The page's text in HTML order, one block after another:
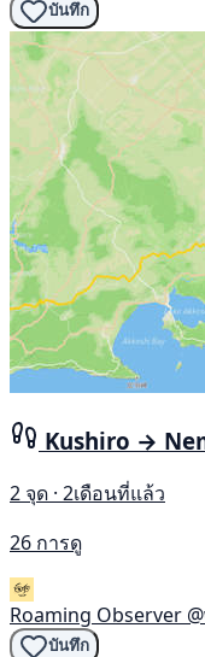
บันทึก
Kushiro →
2 จุด · 2เดือนที่แล้ว
26 การดู
Roaming Observer
บันทึก